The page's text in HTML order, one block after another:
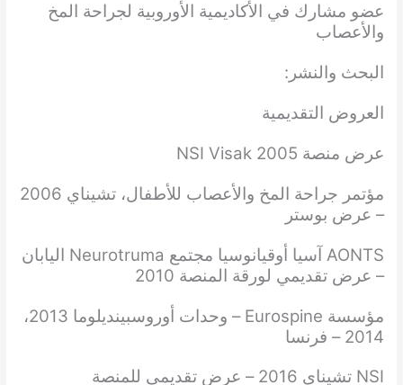
عضو مشارك في الأكاديمية الأوروبية لجراحة المخ
والأعصاب
البحث والنشر:
العروض التقديمية
عرض منصة NSI Visak 2005
مؤتمر جراحة المخ والأعصاب للأطفال، تشيناي 2006
– عرض بوستر
AONTS آسيا أوقيانوسيا مجتمع Neurotruma اليابان
– عرض تقديمي لورقة المنصة 2010
مؤسسة Eurospine – وحدات أوروسبينديلوما 2013،
2014 – فرنسا
NSI تشيناي 2016 – عرض تقديمي للمنصة